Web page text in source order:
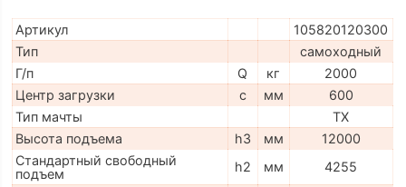
Артикул
105820120300
Тип
самоходный
Г/п
Q кг
2000
Центр загрузки
c мм
600
Тип мачты
TX
Высота подъема
h3 мм
12000
Стандартный свободный
подъем
h2 мм
4255